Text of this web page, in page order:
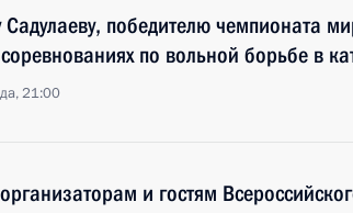
победителю чемпионата
по вольной борьбе в
21:00
и гостям